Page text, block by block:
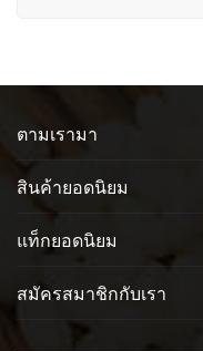
ตามเรามา
สินค้ายอดนิยม
แท็กยอดนิยม
สมัครสมาชิกกับเรา